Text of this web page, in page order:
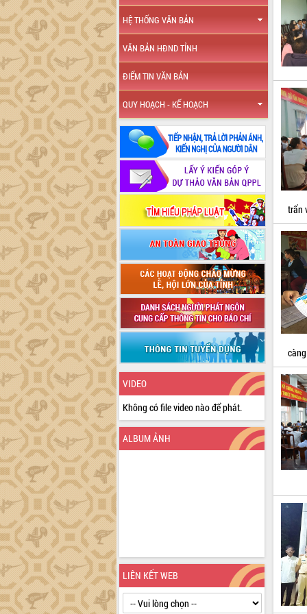
HỆ THỐNG VĂN BẢN
VĂN BẢN HĐND TỈNH
ĐIỂM TIN VĂN BẢN
QUY HOẠCH - KẾ HOẠCH
VIDEO
Không có file video nào để phát.
ALBUM ẢNH
LIÊN KẾT WEB
trấn